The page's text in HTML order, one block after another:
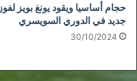
حجام أساسيا ويقود يونغ بويز لفوز
جديد في الدوري السويسري
30/10/2024